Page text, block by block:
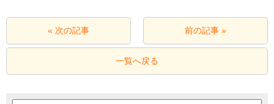
« 次の記事 前の記事 »
一覧へ戻る